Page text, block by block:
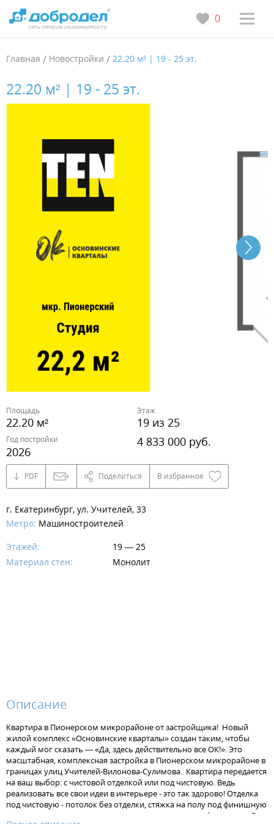
0
Главная / Новостройки / 22.20 м² | 19 - 25 эт.
22.20 м² | 19 - 25 эт.
Площадь
22.20 м²
Этаж
19 из 25
Год постройки
2026
4 833 000 руб.
PDF Поделиться В избранное
г. Екатеринбург, ул. Учителей, 33
Метро: Машиностроителей
Этажей:
19 — 25
Материал стен:
Монолит
Описание
Квартира в Пионерском микрорайоне от застройщика! Новый
жилой комплекс «Основинские кварталы» создан таким, чтобы
каждый мог сказать — «Да, здесь действительно все ОК!». Это
масштабная, комплексная застройка в Пионерском микрорайоне в
границах улиц Учителей-Вилонова-Сулимова. Квартира передается
на ваш выбор: с чистовой отделкой или под чистовую. Ведь
реализовать все свои идеи в интерьере - это так здорово! Отделка
под чистовую - потолок без отделки, стяжка на полу под финишную
отделку, штукатурка на стенах, установлена электрофурнитура. В